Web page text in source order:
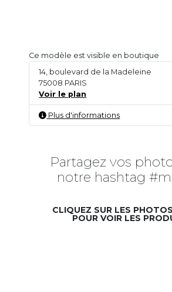
Ce modèle est visible en boutique
14, boulevard de la Madeleine
75008 PARIS
Voir le plan
Plus d'informations
Partagez vos
notre hashtag
CLIQUEZ SUR LES
POUR VOIR LES